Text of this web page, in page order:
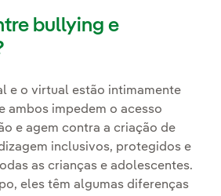
bullying e
e o virtual estão intimamente
ambos impedem o acesso
e agem contra a criação de
inclusivos, protegidos e
as crianças e adolescentes.
eles têm algumas diferenças